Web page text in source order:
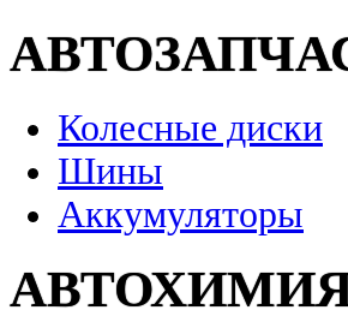
Колесные диски
Шины
Аккумуляторы